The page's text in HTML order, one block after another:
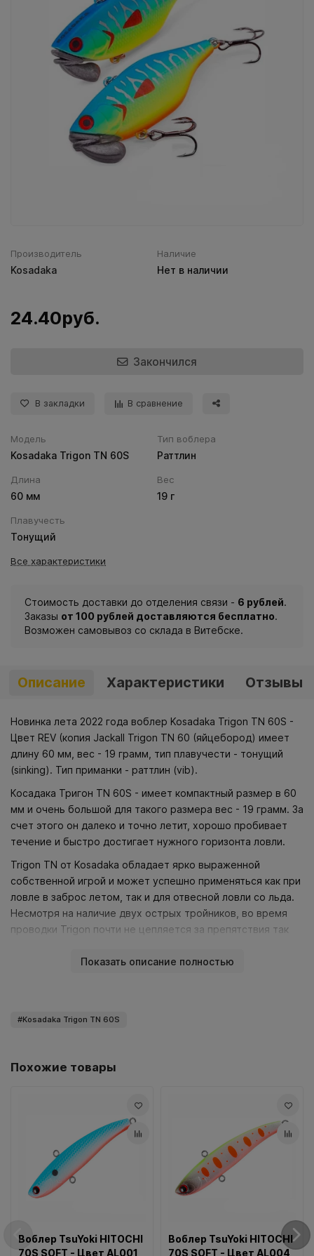
Воблеры IMA
Все категории (9)
Производитель
Kosadaka
Наличие
Нет в наличии
24.40руб.
Закончился
В закладки В сравнение
Модель
Kosadaka Trigon TN 60S
Тип воблера
Раттлин
Длина
60 мм
Вес
19 г
Плавучесть
Тонущий
Все характеристики
Стоимость доставки до отделения связи - 6 рублей.
Заказы от 100 рублей доставляются бесплатно.
Возможен самовывоз со склада в Витебске.
Описание Характеристики Отзывы
Новинка лета 2022 года воблер Kosadaka Trigon TN 60S -
Цвет REV (копия Jackall Trigon TN 60 (яйцебород) имеет
длину 60 мм, вес - 19 грамм, тип плавучести - тонущий
(sinking). Тип приманки - раттлин (vib).
Косадака Тригон TN 60S - имеет компактный размер в 60
мм и очень большой для такого размера вес - 19 грамм. За
счет этого он далеко и точно летит, хорошо пробивает
течение и быстро достигает нужного горизонта ловли.
Trigon TN от Kosadaka обладает ярко выраженной
собственной игрой и может успешно применяться как при
ловле в заброс летом, так и для отвесной ловли со льда.
Несмотря на наличие двух острых тройников, во время
проводки Trigon почти не цепляется за препятствия так
вертикальное положение за счет того, что прижимается
Весь ассортимент представленный в нашем магазине,
Беларуси.
Показать описание полностью
Kosadaka Trigon TN 60S
Похожие товары
Воблер TsuYoki HITOCHI
70S SOFT - Цвет AL001
Воблер TsuYoki HITOCHI
70S SOFT - Цвет AL004